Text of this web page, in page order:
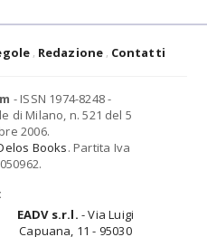
Redazione Contatti
- ISSN 1974-8248 -
di Milano, n. 521 del 5
2006.
Books. Partita Iva
EADV s.r.l. - Via Luigi
Capuana, 11 - 95030